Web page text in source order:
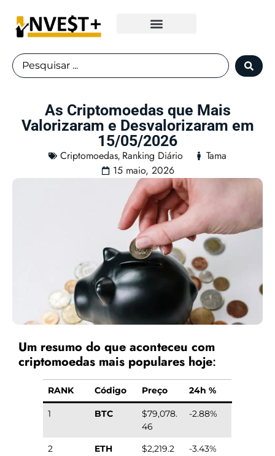
As Criptomoedas que Mais
Valorizaram e Desvalorizaram em
15/05/2026
Criptomoedas, Ranking Diário
Tama
15 maio, 2026
Um resumo do que aconteceu com
criptomoedas mais populares hoje:
RANK Código Preço 24h %
1 BTC
$79,078.
46
-2.88%
2 ETH
$2,219.2
-3.43%